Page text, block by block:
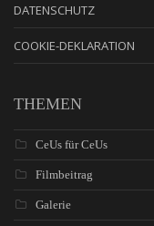
DATENSCHUTZ
COOKIE-DEKLARATION
THEMEN
CeUs für CeUs
Filmbeitrag
Galerie